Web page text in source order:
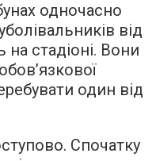
одночасно
від
на стадіоні. Вони
один від
Спочатку